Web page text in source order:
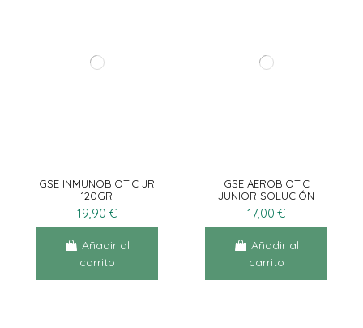
GSE INMUNOBIOTIC JR
120GR
19,90 €
Añadir al
carrito
GSE AEROBIOTIC
JUNIOR SOLUCIÓN
PARA AEROSOL10AMP X
5ML
17,00 €
Añadir al
carrito